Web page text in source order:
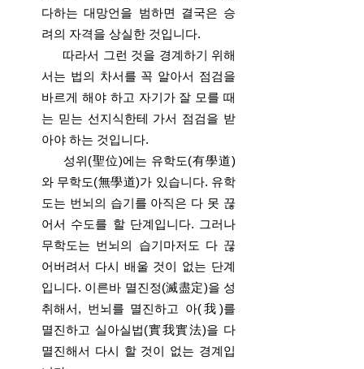
다하는 대망언을 범하면 결국은 승
려의 자격을 상실한 것입니다.
따라서 그런 것을 경계하기 위해
서는 법의 차서를 꼭 알아서 점검을
바르게 해야 하고 자기가 잘 모를 때
는 믿는 선지식한테 가서 점검을 받
아야 하는 것입니다.
성위(聖位)에는 유학도(有學道)
와 무학도(無學道)가 있습니다. 유학
도는 번뇌의 습기를 아직은 다 못 끊
어서 수도를 할 단계입니다. 그러나
무학도는 번뇌의 습기마저도 다 끊
어버려서 다시 배울 것이 없는 단계
입니다. 이른바 멸진정(滅盡定)을 성
취해서, 번뇌를 멸진하고 아(我)를
멸진하고 실아실법(實我實法)을 다
멸진해서 다시 할 것이 없는 경계입